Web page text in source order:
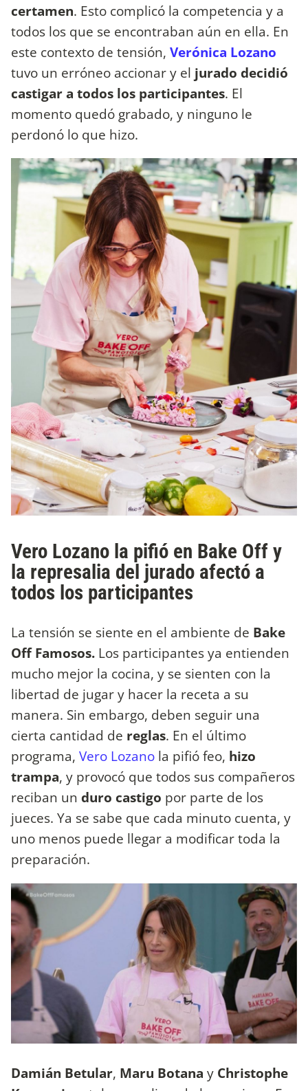
certamen. Esto complicó la competencia y a
todos los que se encontraban aún en ella. En
este contexto de tensión, Verónica Lozano
tuvo un erróneo accionar y el jurado decidió
castigar a todos los participantes. El
momento quedó grabado, y ninguno le
perdonó lo que hizo.
Vero Lozano la pifió en Bake Off y
la represalia del jurado afectó a
todos los participantes
La tensión se siente en el ambiente de Bake
Off Famosos. Los participantes ya entienden
mucho mejor la cocina, y se sienten con la
libertad de jugar y hacer la receta a su
manera. Sin embargo, deben seguir una
cierta cantidad de reglas. En el último
programa, Vero Lozano la pifió feo, hizo
trampa, y provocó que todos sus compañeros
reciban un duro castigo por parte de los
jueces. Ya se sabe que cada minuto cuenta, y
uno menos puede llegar a modificar toda la
preparación.
Damián Betular, Maru Botana y Christophe